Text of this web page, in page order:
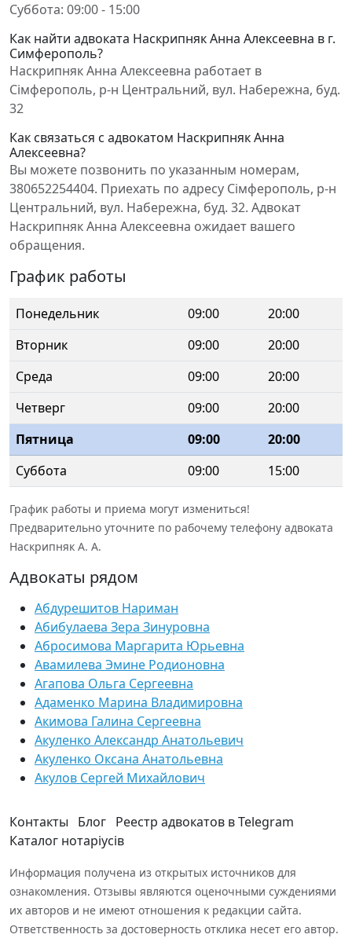
Суббота: 09:00 - 15:00
Как найти адвоката Наскрипняк Анна Алексеевна в г.
Симферополь?
Наскрипняк Анна Алексеевна работает в
Сімферополь, р-н Центральний, вул. Набережна, буд.
32
Как связаться с адвокатом Наскрипняк Анна
Алексеевна?
Вы можете позвонить по указанным номерам,
380652254404. Приехать по адресу Сімферополь, р-н
Центральний, вул. Набережна, буд. 32. Адвокат
Наскрипняк Анна Алексеевна ожидает вашего
обращения.
График работы
Понедельник 09:00
20:00
Вторник
09:00
20:00
Среда
09:00
20:00
Четверг
09:00
20:00
Пятница
09:00
20:00
Суббота
09:00 15:00
График работы и приема могут измениться!
Предварительно уточните по рабочему телефону адвоката
Наскрипняк А. А.
Адвокаты рядом
Абдурешитов Нариман
Абибулаева Зера Зинуровна
Абросимова Маргарита Юрьевна
Авамилева Эмине Родионовна
Агапова Ольга Сергеевна
Адаменко Марина Владимировна
Акимова Галина Сергеевна
Акуленко Александр Анатольевич
Акуленко Оксана Анатольевна
Акулов Сергей Михайлович
Контакты Блог Реестр адвокатов в Telegram
Каталог нотаріусів
Информация получена из открытых источников для
ознакомления. Отзывы являются оценочными суждениями
их авторов и не имеют отношения к редакции сайта.
Ответственность за достоверность отклика несет его автор.